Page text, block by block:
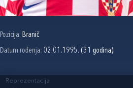
Pozicija: Branič
Datum rođenja: 02.01.1995. (31 godina)
Reprezentacija